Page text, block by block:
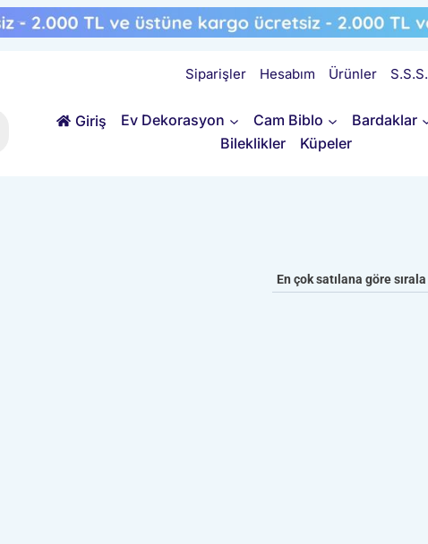
Siparişler Hesabım Ürünler S.S.S.
Giriş Ev Dekorasyon Cam Biblo Bardaklar
Bileklikler
Küpeler